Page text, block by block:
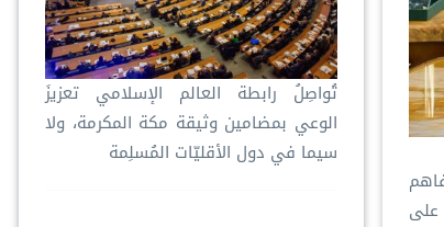
على
تُواصِلُ ⁧‫رابطة العالم الإسلامي‬⁩ تعزيزَ
الوعي بمضامين وثيقة مكة المكرمة، ولا
سيما في دول الأقليّات المُسلِمة